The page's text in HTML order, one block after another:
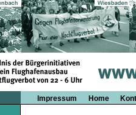
Impressum Home